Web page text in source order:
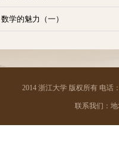
数学的魅力（一）
2014 浙江大学 版权所有 电话
联系我们：地